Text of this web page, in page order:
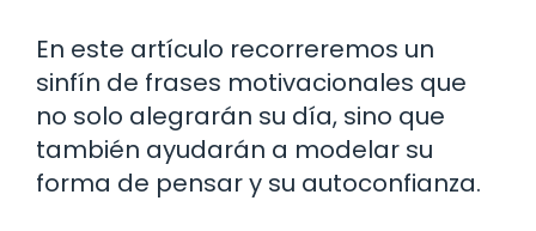
En este artículo recorreremos un
sinfín de frases motivacionales que
no solo alegrarán su día, sino que
también ayudarán a modelar su
forma de pensar y su autoconfianza.